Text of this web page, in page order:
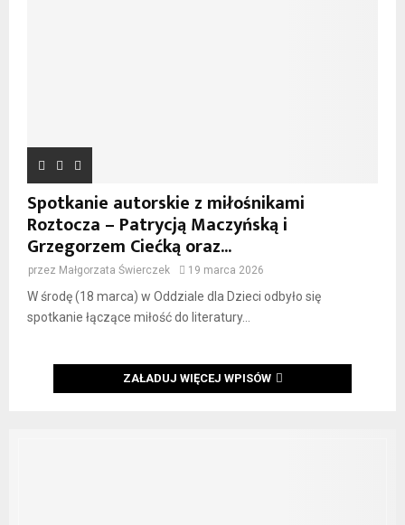
Spotkanie autorskie z miłośnikami
Roztocza – Patrycją Maczyńską i
Grzegorzem Ciećką oraz...
przez Małgorzata Świerczek 19 marca 2026
W środę (18 marca) w Oddziale dla Dzieci odbyło się
spotkanie łączące miłość do literatury...
ZAŁADUJ WIĘCEJ WPISÓW